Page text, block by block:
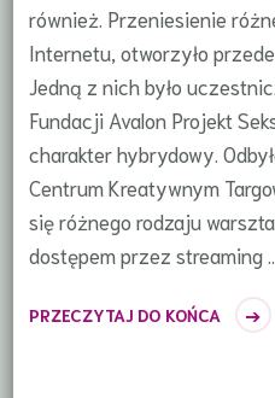
również. Przeniesienie
Internetu, otworzyło
Jedną z nich było
Fundacji Avalon Projekt
charakter hybrydowy.
Centrum Kreatywnym
się różnego rodzaju
dostępem przez streaming
PRZECZYTAJ DO KOŃCA